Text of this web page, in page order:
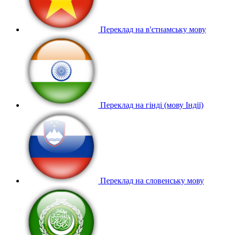
Переклад на в'єтнамську мову
Переклад на гінді (мову Індії)
Переклад на словенську мову